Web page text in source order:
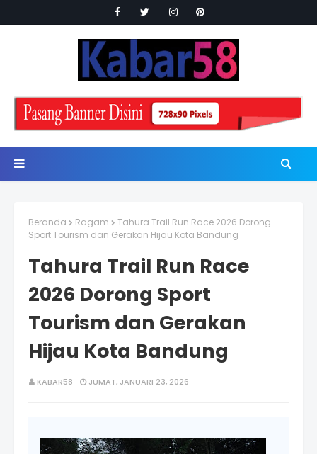
Beranda Ragam
Tahura Trail Run Race 2026 Dorong
Sport Tourism dan Gerakan Hijau Kota Bandung
Tahura Trail Run Race
2026 Dorong Sport
Tourism dan Gerakan
Hijau Kota Bandung
KABAR58 JUMAT, JANUARI 23, 2026